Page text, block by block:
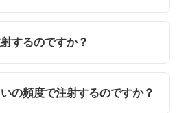
するのですか？
の頻度で注射するのですか？